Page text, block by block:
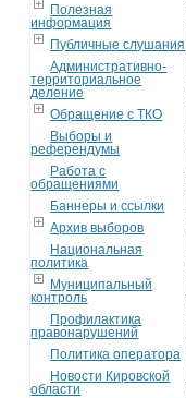
Полезная
информация
Публичные слушания
Административно-
территориальное
деление
Обращение с ТКО
Выборы и
референдумы
Работа с
обращениями
Баннеры и ссылки
Архив выборов
Национальная
политика
Муниципальный
контроль
Профилактика
правонарушений
Политика оператора
Новости Кировской
области